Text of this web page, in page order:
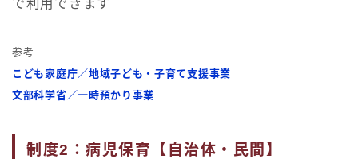
参考
こども家庭庁／地域子ども・子育て支援事業
文部科学省／一時預かり事業
制度2：病児保育【自治体・民間】